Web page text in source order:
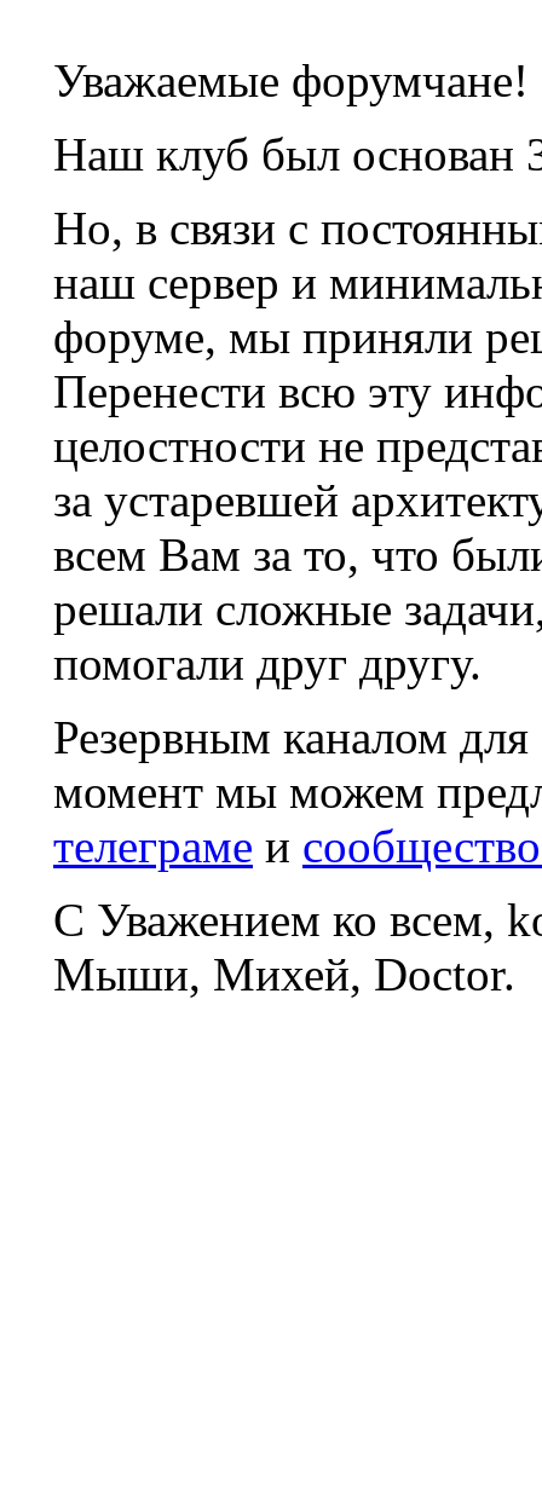
Уважаемые форумчане!
Наш клуб был основан
Но, в связи с
наш сервер и
форуме, мы приняли
Перенести всю эту
целостности не
за устаревшей
всем Вам за то, что
решали сложные
помогали друг другу.
Резервным каналом
момент мы можем
телеграме и
С Уважением ко всем,
Мыши, Михей, Doctor.